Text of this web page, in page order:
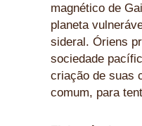
magnético de
planeta
sideral. Óriens
sociedade
criação de suas
comum, para